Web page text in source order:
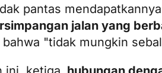
pantas
jalan yang
bahwa "tidak mungkin